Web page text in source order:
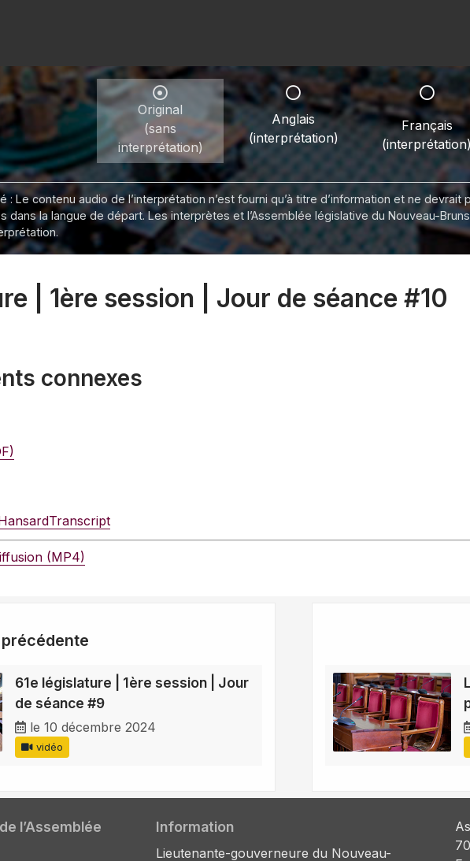
Original
(sans
interprétation)
Anglais
(interprétation)
Français
: Le contenu audio de l’interprétation n’est fourni qu’à titre d’information et ne
dans la langue de départ. Les interprètes et l’Assemblée législative du Nouveau-
| 1ère session | Jour de séance #10
connexes
(MP4)
61e législature | 1ère session | Jour
de séance #9
le 10 décembre 2024
vidéo
l’Assemblée Information
Lieutenante-gouverneure du Nouveau-